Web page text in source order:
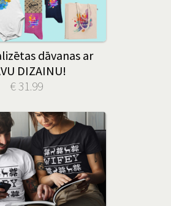
dāvanas ar
DIZAINU!
€ 31.99